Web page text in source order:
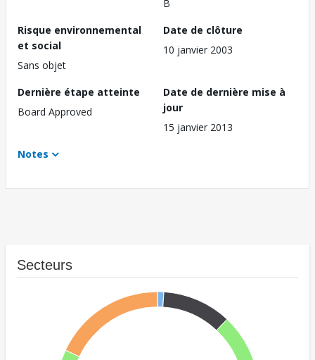
B
Risque environnemental
et social
Sans objet
Date de clôture
10 janvier 2003
Dernière étape atteinte
Board Approved
Date de dernière mise à
jour
15 janvier 2013
Notes
Secteurs